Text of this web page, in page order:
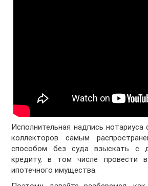
Исполнительная надпись нотариуса
коллекторов самым
способом без суда взыскать с
кредиту, в том числе провести
ипотечного имущества.